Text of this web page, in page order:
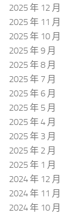
2025 年 12 月
2025 年 11 月
2025 年 10 月
2025 年 9 月
2025 年 8 月
2025 年 7 月
2025 年 6 月
2025 年 5 月
2025 年 4 月
2025 年 3 月
2025 年 2 月
2025 年 1 月
2024 年 12 月
2024 年 11 月
2024 年 10 月